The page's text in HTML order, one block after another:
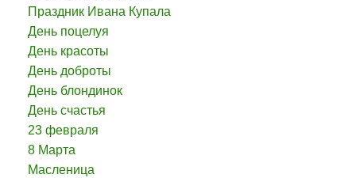
Праздник Ивана Купала
День поцелуя
День красоты
День доброты
День блондинок
День счастья
23 февраля
8 Марта
Масленица